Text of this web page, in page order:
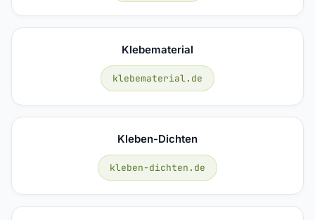
Klebematerial
klebematerial.de
Kleben-Dichten
kleben-dichten.de